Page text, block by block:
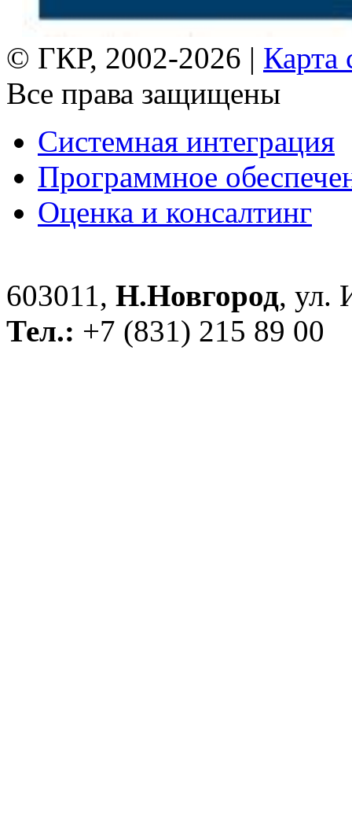
© ГКР, 2002-2026 | Карта
Все права защищены
Системная интеграция
Программное
Оценка и консалтинг
603011, Н.Новгород, ул.
Тел.: +7 (831) 215 89 00